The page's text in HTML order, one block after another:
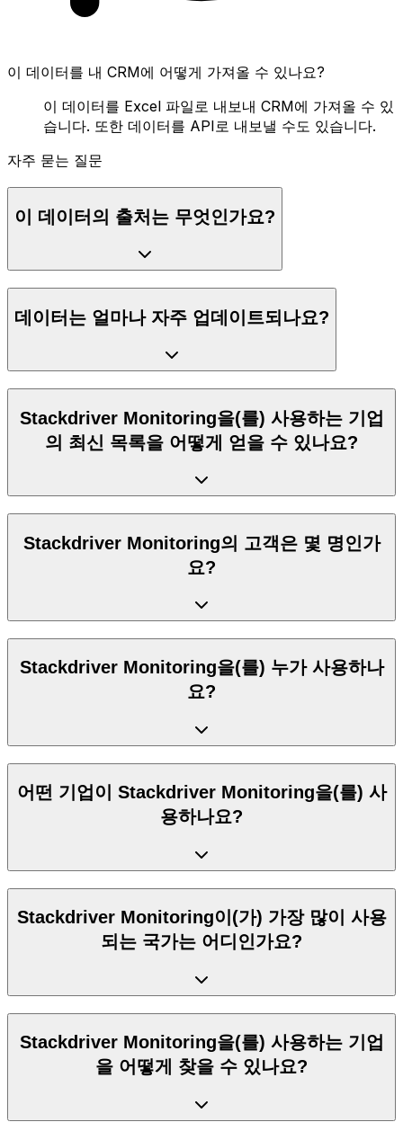
이 데이터를 내 CRM에 어떻게 가져올 수 있나요?
이 데이터를 Excel 파일로 내보내 CRM에 가져올 수 있
습니다. 또한 데이터를 API로 내보낼 수도 있습니다.
자주 묻는 질문
이 데이터의 출처는 무엇인가요?
데이터는 얼마나 자주 업데이트되나요?
Stackdriver Monitoring을(를) 사용하는 기업
의 최신 목록을 어떻게 얻을 수 있나요?
Stackdriver Monitoring의 고객은 몇 명인가
요?
Stackdriver Monitoring을(를) 누가 사용하나
요?
어떤 기업이 Stackdriver Monitoring을(를) 사
용하나요?
Stackdriver Monitoring이(가) 가장 많이 사용
되는 국가는 어디인가요?
Stackdriver Monitoring을(를) 사용하는 기업
을 어떻게 찾을 수 있나요?